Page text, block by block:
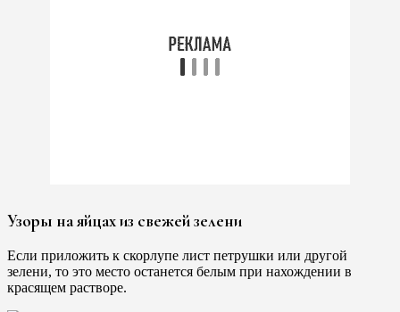
Узоры на яйцах из свежей зелени
Если приложить к скорлупе лист петрушки или другой
зелени, то это место останется белым при нахождении в
красящем растворе.